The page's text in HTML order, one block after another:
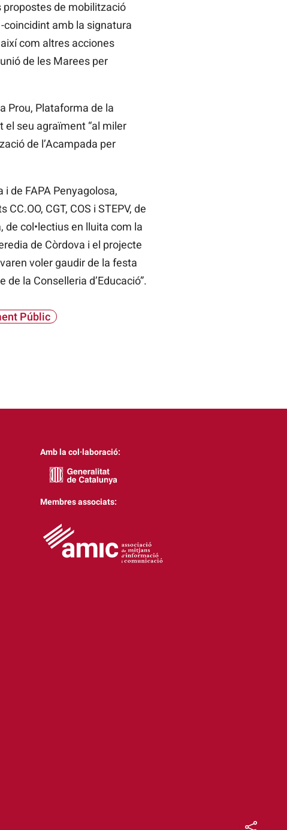
de mobilització
coincidint amb la signatura
com altres acciones
de les Marees per
Prou, Plataforma de la
el seu agraïment “al miler
de l’Acampada per
de FAPA Penyagolosa,
CGT, COS i STEPV, de
de col•lectius en lluita com la
de Còrdova i el projecte
voler gaudir de la festa
la Conselleria d’Educació”.
Públic
Amb la col·laboració:
Membres associats: